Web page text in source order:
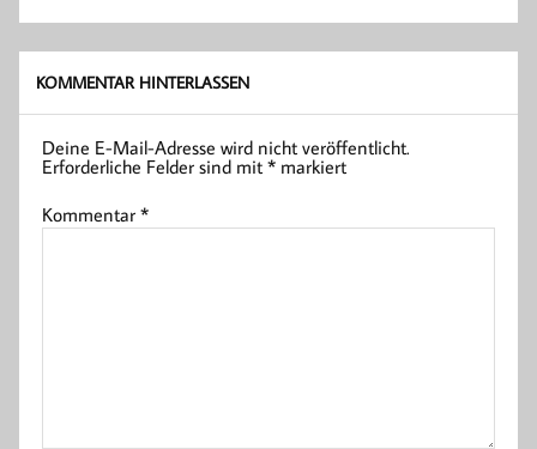
KOMMENTAR HINTERLASSEN
Deine E-Mail-Adresse wird nicht veröffentlicht.
Erforderliche Felder sind mit* markiert
Kommentar*